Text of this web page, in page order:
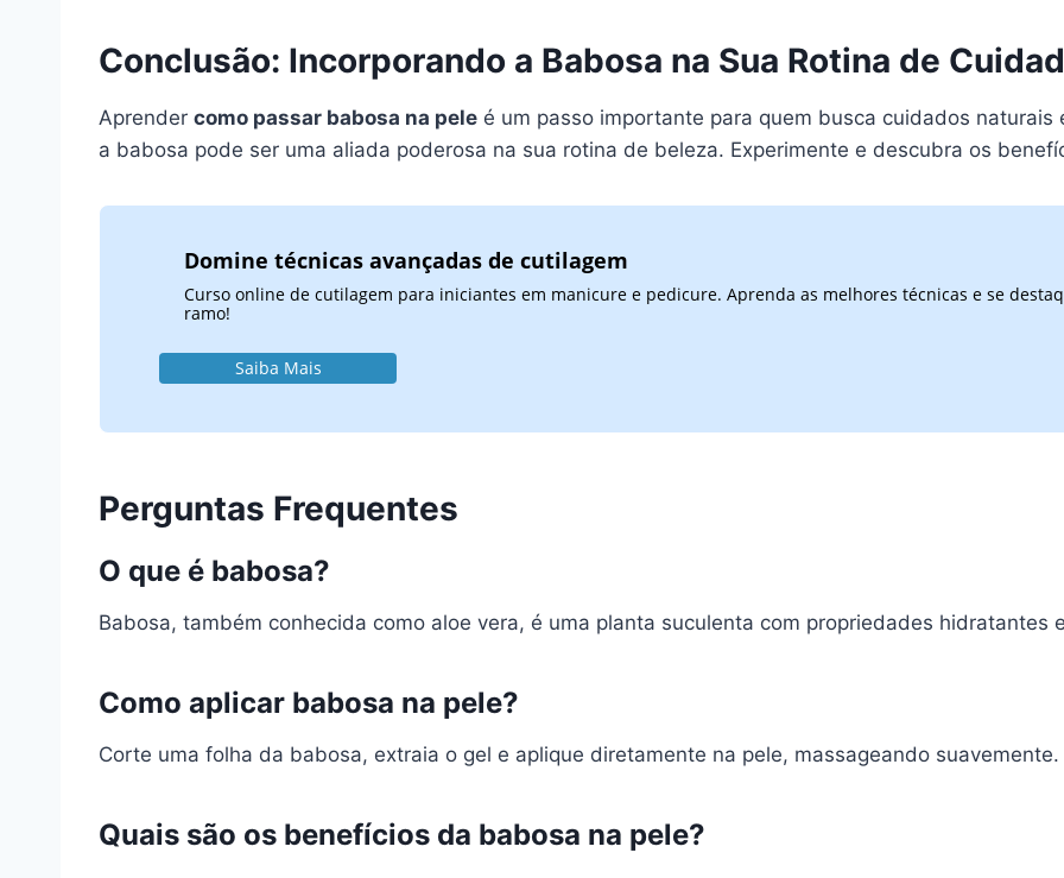
Conclusão: Incorporando a Babosa na Sua Rotina de
Aprender como passar babosa na pele é um passo importante para quem busca cuidados
a babosa pode ser uma aliada poderosa na sua rotina de beleza. Experimente e descubra os
Domine técnicas avançadas de cutilagem
Curso online de cutilagem para iniciantes em manicure e pedicure. Aprenda as melhores técnicas e se
ramo!
Saiba Mais
Perguntas Frequentes
O que é babosa?
Babosa, também conhecida como aloe vera, é uma planta suculenta com propriedades hidratantes
Como aplicar babosa na pele?
Corte uma folha da babosa, extraia o gel e aplique diretamente na pele, massageando suavemente.
Quais são os benefícios da babosa na pele?